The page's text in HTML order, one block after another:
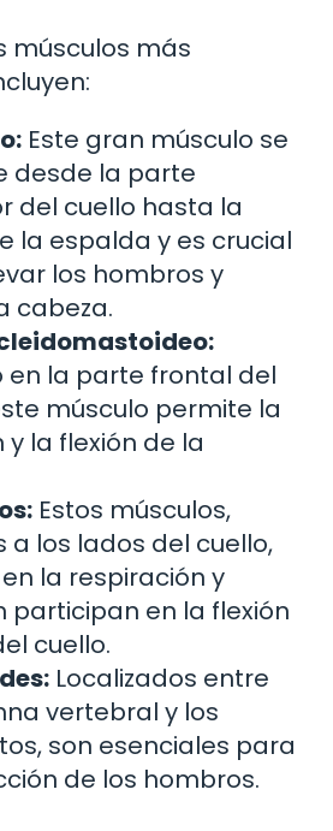
músculos más
Este gran músculo se
desde la parte
del cuello hasta la
la espalda y es crucial
los hombros y
cabeza.
en la parte frontal del
músculo permite la
y la flexión de la
Estos músculos,
a los lados del cuello,
la respiración y
participan en la flexión
cuello.
Localizados entre
vertebral y los
son esenciales para
de los hombros.